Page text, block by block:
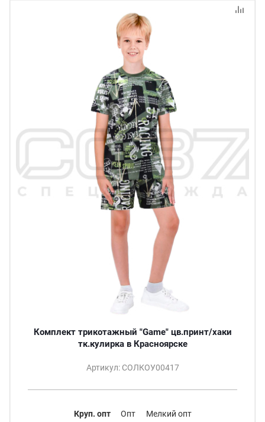
Комплект трикотажный "Game" цв.принт/хаки
тк.кулирка в Красноярске
Артикул: СОЛКОУ00417
Круп. опт Опт Мелкий опт